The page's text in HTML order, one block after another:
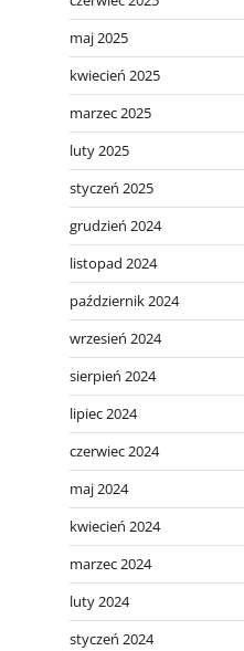
maj 2025
kwiecień 2025
marzec 2025
luty 2025
styczeń 2025
grudzień 2024
listopad 2024
październik 2024
wrzesień 2024
sierpień 2024
lipiec 2024
czerwiec 2024
maj 2024
kwiecień 2024
marzec 2024
luty 2024
styczeń 2024